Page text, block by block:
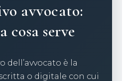
avvocato:
cosa serve
dell’avvocato è la
o digitale con cui